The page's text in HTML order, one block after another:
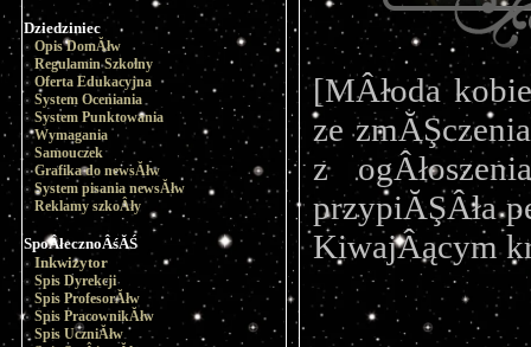
Dziedziniec
Opis DomĂłw
Regulamin Szkolny
Oferta Edukacyjna
System Oceniania
System Punktowania
Wymagania
Samouczek
Grafika do newsĂłw
System pisania newsĂłw
Reklamy szkoÂły
SpoÂłecznoÂśĂŚ
Inkwizytor
Spis Dyrekcji
Spis ProfesorĂłw
Spis PracownikĂłw
Spis UczniĂłw
[MÂłoda
ze
z
przypiĂŞÂła
KiwajÂącym